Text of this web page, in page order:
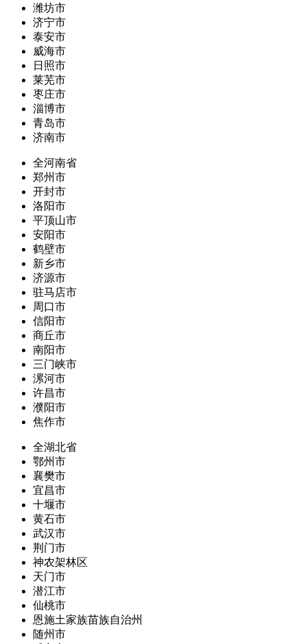
潍坊市
济宁市
泰安市
威海市
日照市
莱芜市
枣庄市
淄博市
青岛市
济南市
全河南省
郑州市
开封市
洛阳市
平顶山市
安阳市
鹤壁市
新乡市
济源市
驻马店市
周口市
信阳市
商丘市
南阳市
三门峡市
漯河市
许昌市
濮阳市
焦作市
全湖北省
鄂州市
襄樊市
宜昌市
十堰市
黄石市
武汉市
荆门市
神农架林区
天门市
潜江市
仙桃市
恩施土家族苗族自治州
随州市